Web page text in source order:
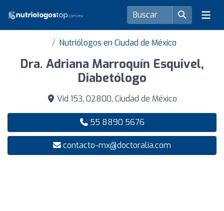
Nutriólogos en Ciudad de México
Dra. Adriana Marroquín Esquivel,
Diabetólogo
Vid 153, 02800, Ciudad de México
55 8890 5676
contacto-mx@doctoralia.com